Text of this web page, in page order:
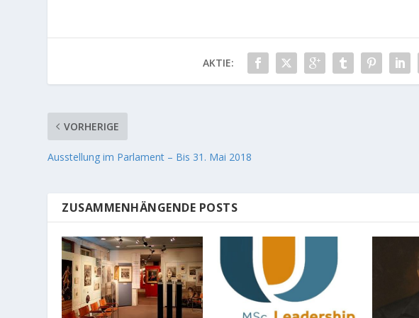
AKTIE:
VORHERIGE
Ausstellung im Parlament – Bis 31. Mai 2018
ZUSAMMENHÄNGENDE POSTS